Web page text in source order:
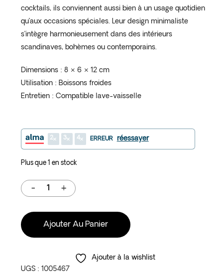
cocktails, ils conviennent aussi bien à un usage quotidien
qu’aux occasions spéciales. Leur design minimaliste
s’intègre harmonieusement dans des intérieurs
scandinaves, bohèmes ou contemporains.
Dimensions : 8 × 6 × 12 cm
Utilisation : Boissons froides
Entretien : Compatible lave-vaisselle
2 3 4 ERREUR réessayer
Plus que 1 en stock
Ajouter Au Panier
Ajouter à la wishlist
UGS : 1005467